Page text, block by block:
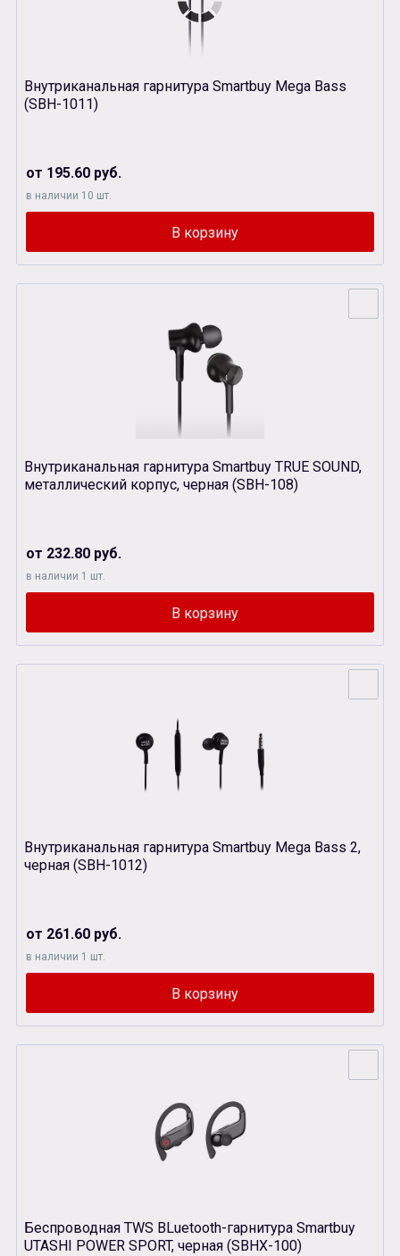
Внутриканальная гарнитура Smartbuy Мega Bass
(SBH-1011)
от 195.60 руб.
в наличии 10 шт.
Внутриканальная гарнитура Smartbuy TRUE SOUND,
металлический корпус, черная (SBH-108)
от 232.80 руб.
в наличии 1 шт.
Внутриканальная гарнитура Smartbuy Мega Bass 2,
черная (SBH-1012)
от 261.60 руб.
в наличии 1 шт.
Беспроводная TWS BLuetooth-гарнитура Smartbuy
UTASHI POWER SPORT, черная (SBНX-100)